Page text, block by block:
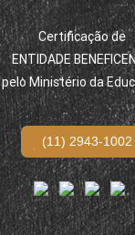
Certificação de
ENTIDADE
pelo Ministério da
(11) 2943-1002